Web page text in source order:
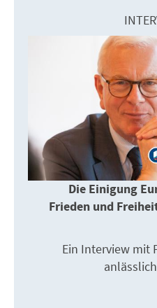
"Die Einigung
Frieden und
Ein Interview mit